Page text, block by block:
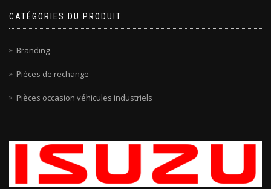
CATÉGORIES DU PRODUIT
Branding
Pièces de rechange
Pièces occasion véhicules industriels